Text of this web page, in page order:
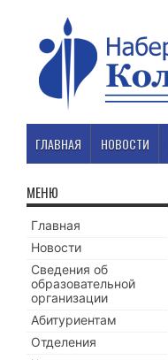
ГЛАВНАЯ НОВОСТИ
МЕНЮ
Главная
Новости
Сведения об
образовательной
организации
Абитуриентам
Отделения